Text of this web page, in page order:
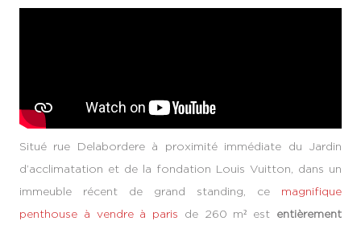
Situé rue Delabordere à proximité immédiate du Jardin
d’acclimatation et de la fondation Louis Vuitton, dans un
immeuble récent de grand standing, ce magnifique
penthouse à vendre à paris de 260 m² est entièrement